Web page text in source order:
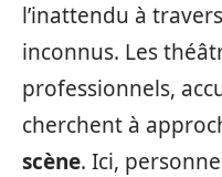
l’inattendu à
inconnus. Les
professionnels,
cherchent à
scène. Ici,